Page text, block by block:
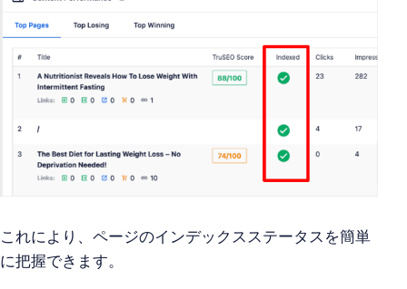
これにより、ページのインデックスステータスを簡単
に把握できます。